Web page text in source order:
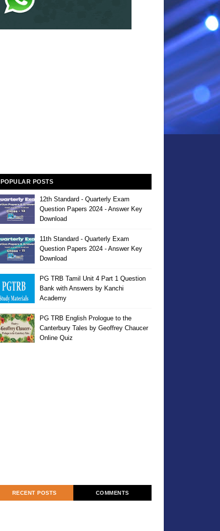
POPULAR POSTS
12th Standard - Quarterly Exam
Question Papers 2024 - Answer Key
Download
11th Standard - Quarterly Exam
Question Papers 2024 - Answer Key
Download
PG TRB Tamil Unit 4 Part 1 Question
Bank with Answers by Kanchi
Academy
PG TRB English Prologue to the
Canterbury Tales by Geoffrey Chaucer
Online Quiz
RECENT POSTS COMMENTS